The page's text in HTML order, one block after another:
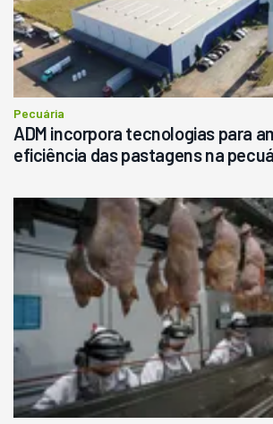
Pecuária
ADM incorpora tecnologias para
eficiência das pastagens na